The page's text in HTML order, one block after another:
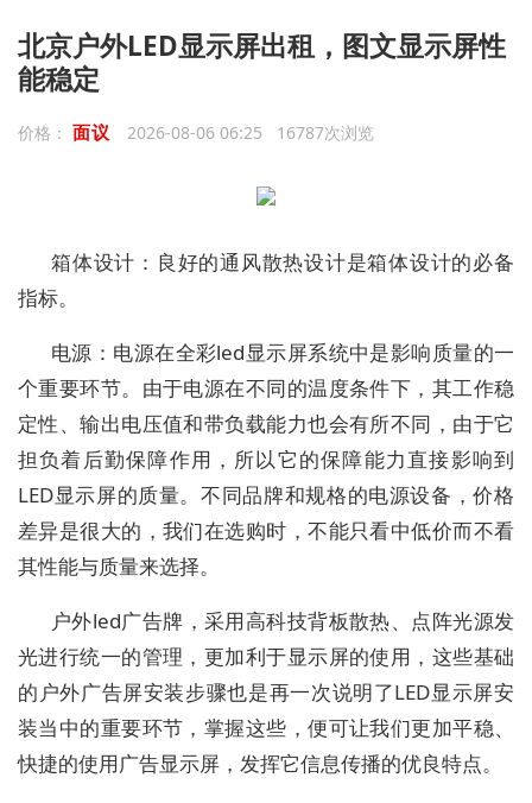
北京户外LED显示屏出租，图文显示屏性
能稳定
价格： 面议 2026-08-06 06:25 16787次浏览
箱体设计：良好的通风散热设计是箱体设计的必备
指标。
电源：电源在全彩led显示屏系统中是影响质量的一
个重要环节。由于电源在不同的温度条件下，其工作稳
定性、输出电压值和带负载能力也会有所不同，由于它
担负着后勤保障作用，所以它的保障能力直接影响到
LED显示屏的质量。不同品牌和规格的电源设备，价格
差异是很大的，我们在选购时，不能只看中低价而不看
其性能与质量来选择。
户外led广告牌，采用高科技背板散热、点阵光源发
光进行统一的管理，更加利于显示屏的使用，这些基础
的户外广告屏安装步骤也是再一次说明了LED显示屏安
装当中的重要环节，掌握这些，便可让我们更加平稳、
快捷的使用广告显示屏，发挥它信息传播的优良特点。